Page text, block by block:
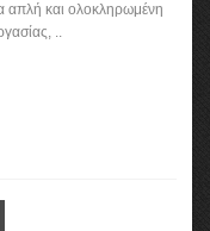
απλή και ολοκληρωμένη
..